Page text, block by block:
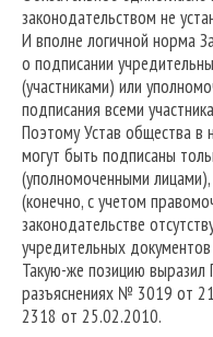
законодательством не
И вполне логичной норма
о подписании
(участниками) или
подписания всеми
Поэтому Устав общества в
могут быть подписаны
(уполномоченными
(конечно, с учетом
законодательстве
учредительных
Такую-же позицию выразил
разъяснениях № 3019 от
2318 от 25.02.2010.